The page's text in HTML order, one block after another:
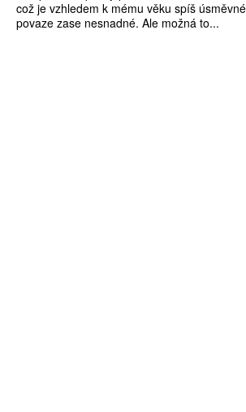
což je vzhledem k mému věku spíš
povaze zase nesnadné. Ale možná to...